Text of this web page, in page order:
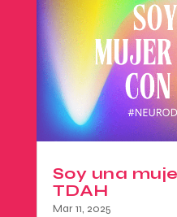
Soy una
TDAH
Mar 11, 2025